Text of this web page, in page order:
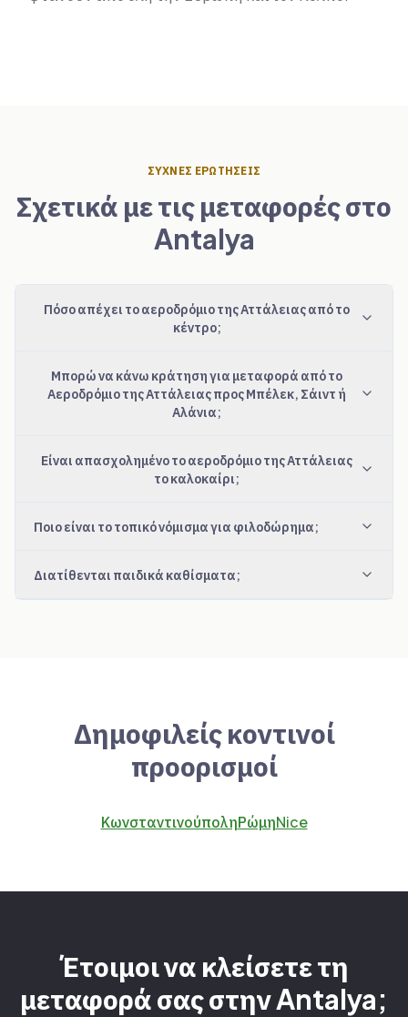
ΣΥΧΝΈΣ ΕΡΩΤΉΣΕΙΣ
Σχετικά με τις μεταφορές στο
Antalya
Πόσο απέχει το αεροδρόμιο της Αττάλειας από το
κέντρο;
Μπορώ να κάνω κράτηση για μεταφορά από το
Αεροδρόμιο της Αττάλειας προς Μπέλεκ, Σάιντ ή
Αλάνια;
Είναι απασχολημένο το αεροδρόμιο της Αττάλειας
το καλοκαίρι;
Ποιο είναι το τοπικό νόμισμα για φιλοδώρημα;
Διατίθενται παιδικά καθίσματα;
Δημοφιλείς κοντινοί
προορισμοί
ΚωνσταντινούποληΡώμηNice
Έτοιμοι να κλείσετε τη
μεταφορά σας στην Antalya;